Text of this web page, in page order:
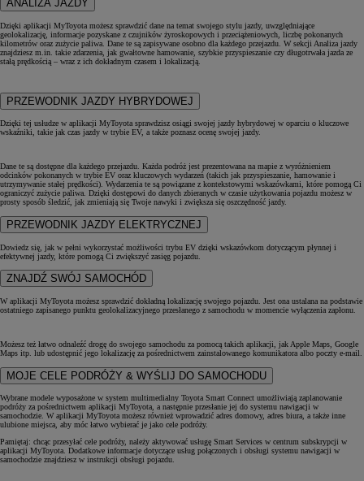
ANALIZA JAZDY
Dzięki aplikacji MyToyota możesz sprawdzić dane na temat swojego stylu jazdy, uwzględniające
geolokalizację, informacje pozyskane z czujników żyroskopowych i przeciążeniowych, liczbę pokonanych
kilometrów oraz zużycie paliwa. Dane te są zapisywane osobno dla każdego przejazdu. W sekcji Analiza jazdy
znajdziesz m.in. takie zdarzenia, jak gwałtowne hamowanie, szybkie przyspieszanie czy długotrwała jazda ze
stałą prędkością – wraz z ich dokładnym czasem i lokalizacją.
PRZEWODNIK JAZDY HYBRYDOWEJ
Dzięki tej usłudze w aplikacji MyToyota sprawdzisz osiągi swojej jazdy hybrydowej w oparciu o kluczowe
wskaźniki, takie jak czas jazdy w trybie EV, a także poznasz ocenę swojej jazdy.
Dane te są dostępne dla każdego przejazdu. Każda podróż jest prezentowana na mapie z wyróżnieniem
odcinków pokonanych w trybie EV oraz kluczowych wydarzeń (takich jak przyspieszanie, hamowanie i
utrzymywanie stałej prędkości). Wydarzenia te są powiązane z kontekstowymi wskazówkami, które pomogą Ci
ograniczyć zużycie paliwa. Dzięki dostępowi do danych zbieranych w czasie użytkowania pojazdu możesz w
prosty sposób śledzić, jak zmieniają się Twoje nawyki i zwiększa się oszczędność jazdy.
PRZEWODNIK JAZDY ELEKTRYCZNEJ
Dowiedz się, jak w pełni wykorzystać możliwości trybu EV dzięki wskazówkom dotyczącym płynnej i
efektywnej jazdy, które pomogą Ci zwiększyć zasięg pojazdu.
ZNAJDŹ SWÓJ SAMOCHÓD
W aplikacji MyToyota możesz sprawdzić dokładną lokalizację swojego pojazdu. Jest ona ustalana na podstawie
ostatniego zapisanego punktu geolokalizacyjnego przesłanego z samochodu w momencie wyłączenia zapłonu.
Możesz też łatwo odnaleźć drogę do swojego samochodu za pomocą takich aplikacji, jak Apple Maps, Google
Maps itp. lub udostępnić jego lokalizację za pośrednictwem zainstalowanego komunikatora albo poczty e-mail.
MOJE CELE PODRÓŻY & WYŚLIJ DO SAMOCHODU
Wybrane modele wyposażone w system multimedialny Toyota Smart Connect umożliwiają zaplanowanie
podróży za pośrednictwem aplikacji MyToyota, a następnie przesłanie jej do systemu nawigacji w
samochodzie. W aplikacji MyToyota możesz również wprowadzić adres domowy, adres biura, a także inne
ulubione miejsca, aby móc łatwo wybierać je jako cele podróży.
Pamiętaj: chcąc przesyłać cele podróży, należy aktywować usługę Smart Services w centrum subskrypcji w
aplikacji MyToyota. Dodatkowe informacje dotyczące usług połączonych i obsługi systemu nawigacji w
samochodzie znajdziesz w instrukcji obsługi pojazdu.